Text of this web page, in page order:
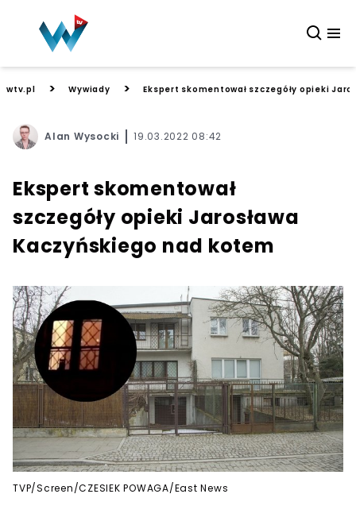
wtv.pl > Wywiady > Ekspert skomentował szczegóły opieki
Alan Wysocki 19.03.2022 08:42
Ekspert skomentował
szczegóły opieki Jarosława
Kaczyńskiego nad kotem
TVP/Screen/CZESIEK POWAGA/East News